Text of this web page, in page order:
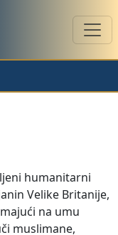
humanitarni
Velike Britanije,
na umu
muslimane,